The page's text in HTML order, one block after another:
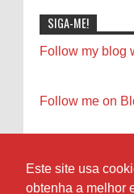
Este site usa
obtenha a melhor
SIGA-ME!
Follow my blog
Follow me on